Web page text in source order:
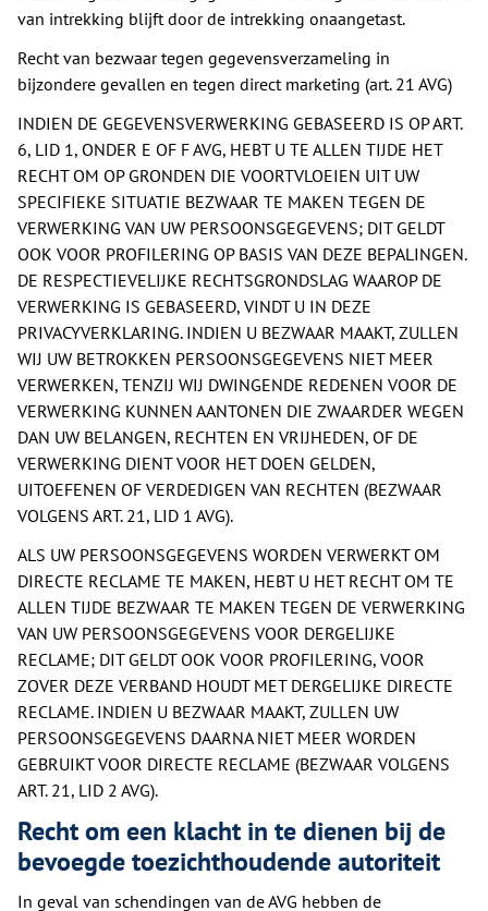
van intrekking blijft door de intrekking onaangetast.
Recht van bezwaar tegen gegevensverzameling in
bijzondere gevallen en tegen direct marketing (art. 21 AVG)
INDIEN DE GEGEVENSVERWERKING GEBASEERD IS OP ART.
6, LID 1, ONDER E OF F AVG, HEBT U TE ALLEN TIJDE HET
RECHT OM OP GRONDEN DIE VOORTVLOEIEN UIT UW
SPECIFIEKE SITUATIE BEZWAAR TE MAKEN TEGEN DE
VERWERKING VAN UW PERSOONSGEGEVENS; DIT GELDT
OOK VOOR PROFILERING OP BASIS VAN DEZE BEPALINGEN.
DE RESPECTIEVELIJKE RECHTSGRONDSLAG WAAROP DE
VERWERKING IS GEBASEERD, VINDT U IN DEZE
PRIVACYVERKLARING. INDIEN U BEZWAAR MAAKT, ZULLEN
WIJ UW BETROKKEN PERSOONSGEGEVENS NIET MEER
VERWERKEN, TENZIJ WIJ DWINGENDE REDENEN VOOR DE
VERWERKING KUNNEN AANTONEN DIE ZWAARDER WEGEN
DAN UW BELANGEN, RECHTEN EN VRIJHEDEN, OF DE
VERWERKING DIENT VOOR HET DOEN GELDEN,
UITOEFENEN OF VERDEDIGEN VAN RECHTEN (BEZWAAR
VOLGENS ART. 21, LID 1 AVG).
ALS UW PERSOONSGEGEVENS WORDEN VERWERKT OM
DIRECTE RECLAME TE MAKEN, HEBT U HET RECHT OM TE
ALLEN TIJDE BEZWAAR TE MAKEN TEGEN DE VERWERKING
VAN UW PERSOONSGEGEVENS VOOR DERGELIJKE
RECLAME; DIT GELDT OOK VOOR PROFILERING, VOOR
ZOVER DEZE VERBAND HOUDT MET DERGELIJKE DIRECTE
RECLAME. INDIEN U BEZWAAR MAAKT, ZULLEN UW
PERSOONSGEGEVENS DAARNA NIET MEER WORDEN
GEBRUIKT VOOR DIRECTE RECLAME (BEZWAAR VOLGENS
ART. 21, LID 2 AVG).
Recht om een klacht in te dienen bij de
bevoegde toezichthoudende autoriteit
In geval van schendingen van de AVG hebben de